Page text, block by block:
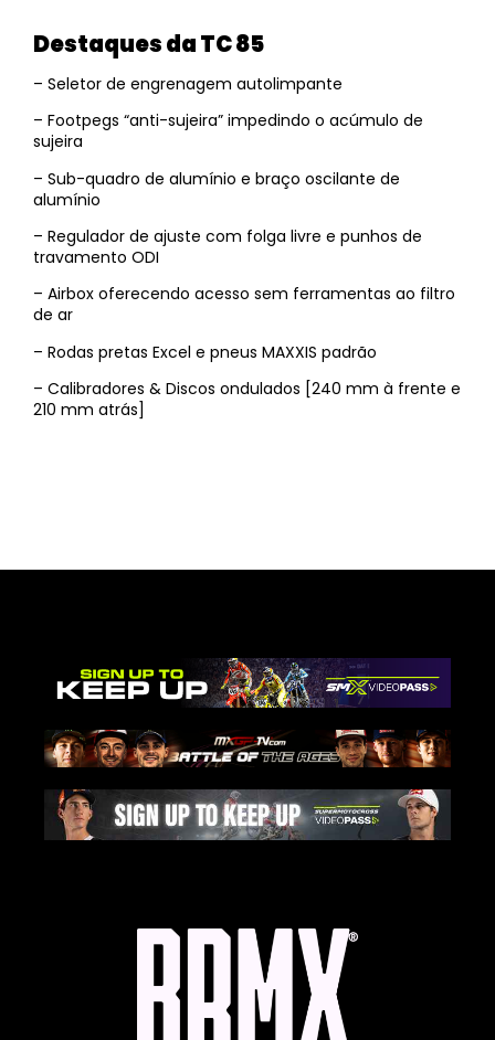
Destaques da TC 85
– Seletor de engrenagem autolimpante
– Footpegs “anti-sujeira” impedindo o acúmulo de
sujeira
– Sub-quadro de alumínio e braço oscilante de
alumínio
– Regulador de ajuste com folga livre e punhos de
travamento ODI
– Airbox oferecendo acesso sem ferramentas ao filtro
de ar
– Rodas pretas Excel e pneus MAXXIS padrão
– Calibradores & Discos ondulados [240 mm à frente e
210 mm atrás]